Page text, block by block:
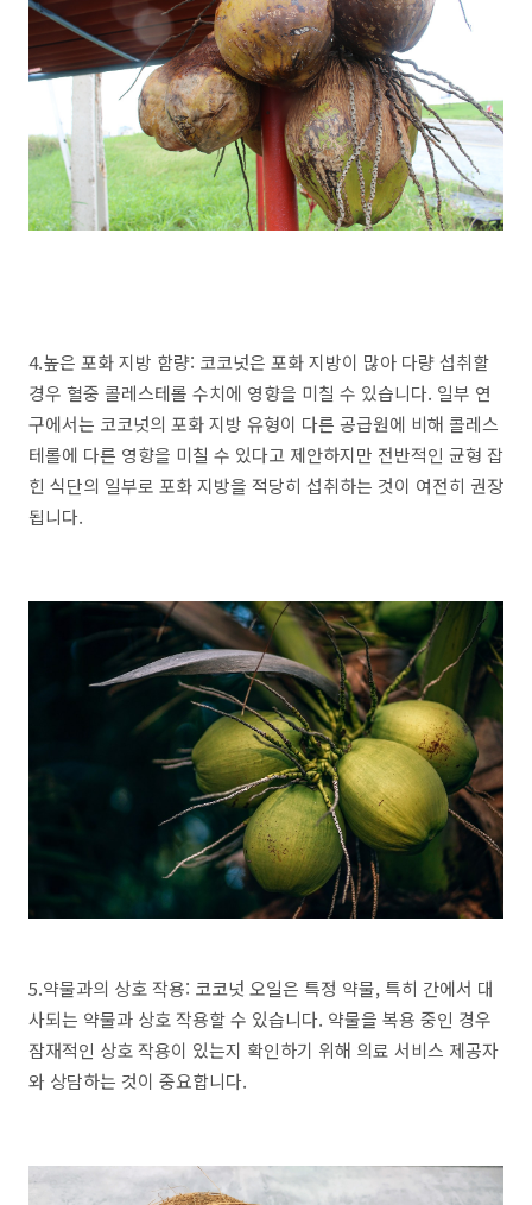
4.높은 포화 지방 함량: 코코넛은 포화 지방이 많아 다량 섭취할
경우 혈중 콜레스테롤 수치에 영향을 미칠 수 있습니다. 일부 연
구에서는 코코넛의 포화 지방 유형이 다른 공급원에 비해 콜레스
테롤에 다른 영향을 미칠 수 있다고 제안하지만 전반적인 균형 잡
힌 식단의 일부로 포화 지방을 적당히 섭취하는 것이 여전히 권장
됩니다.
5.약물과의 상호 작용: 코코넛 오일은 특정 약물, 특히 간에서 대
사되는 약물과 상호 작용할 수 있습니다. 약물을 복용 중인 경우
잠재적인 상호 작용이 있는지 확인하기 위해 의료 서비스 제공자
와 상담하는 것이 중요합니다.